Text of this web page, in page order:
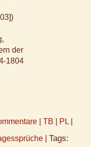
der
1804
TB PL
Tags: